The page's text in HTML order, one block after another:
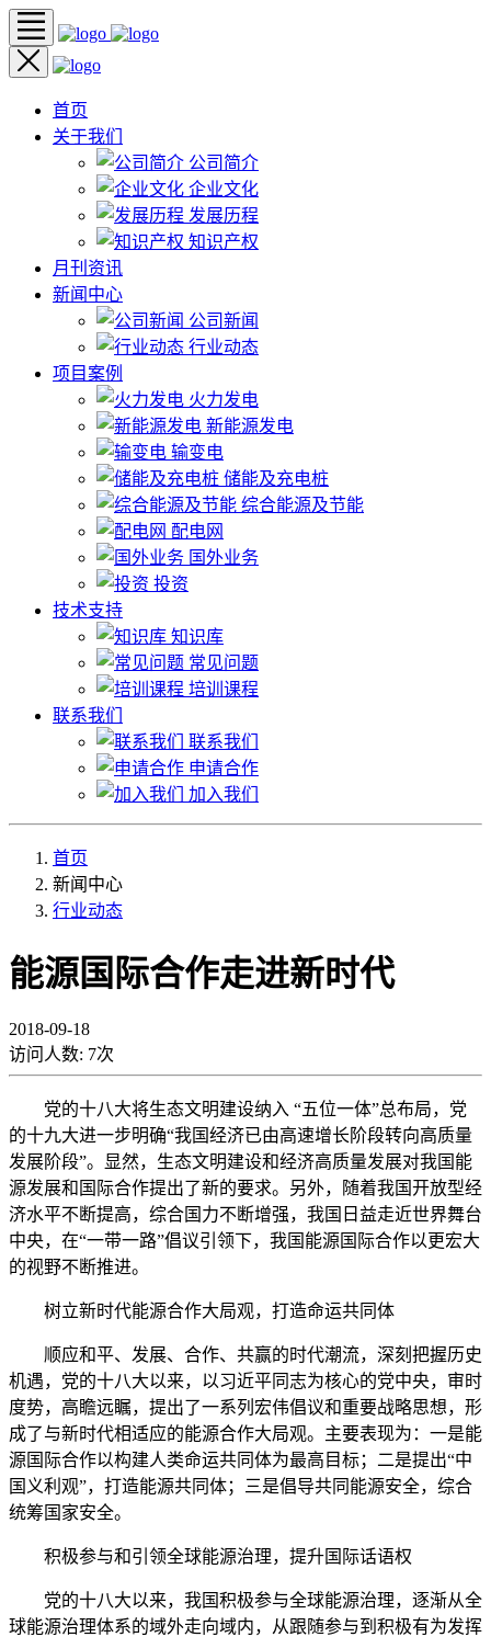
首页
关于我们
公司简介
企业文化
发展历程
知识产权
月刊资讯
新闻中心
公司新闻
行业动态
项目案例
火力发电
新能源发电
输变电
储能及充电桩
综合能源及节能
配电网
国外业务
投资
技术支持
知识库
常见问题
培训课程
联系我们
联系我们
申请合作
加入我们
首页
新闻中心
行业动态
能源国际合作走进新时代
2018-09-18
访问人数: 7次
党的十八大将生态文明建设纳入 “五位一体”总布局，党
的十九大进一步明确“我国经济已由高速增长阶段转向高质量
发展阶段”。显然，生态文明建设和经济高质量发展对我国能
源发展和国际合作提出了新的要求。另外，随着我国开放型经
济水平不断提高，综合国力不断增强，我国日益走近世界舞台
中央，在“一带一路”倡议引领下，我国能源国际合作以更宏大
的视野不断推进。
树立新时代能源合作大局观，打造命运共同体
顺应和平、发展、合作、共赢的时代潮流，深刻把握历史
机遇，党的十八大以来，以习近平同志为核心的党中央，审时
度势，高瞻远瞩，提出了一系列宏伟倡议和重要战略思想，形
成了与新时代相适应的能源合作大局观。主要表现为：一是能
源国际合作以构建人类命运共同体为最高目标；二是提出“中
国义利观”，打造能源共同体；三是倡导共同能源安全，综合
统筹国家安全。
积极参与和引领全球能源治理，提升国际话语权
党的十八大以来，我国积极参与全球能源治理，逐渐从全
球能源治理体系的域外走向域内，从跟随参与到积极有为发挥